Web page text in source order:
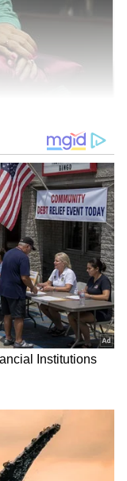
ரஜினி,
இவர்
ராஜகோபால்
ஓராண்டு